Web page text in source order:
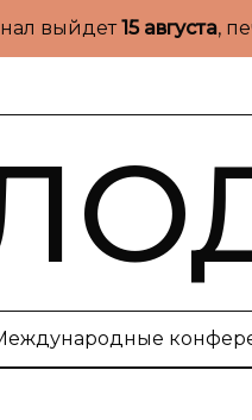
выйдет15 августа,